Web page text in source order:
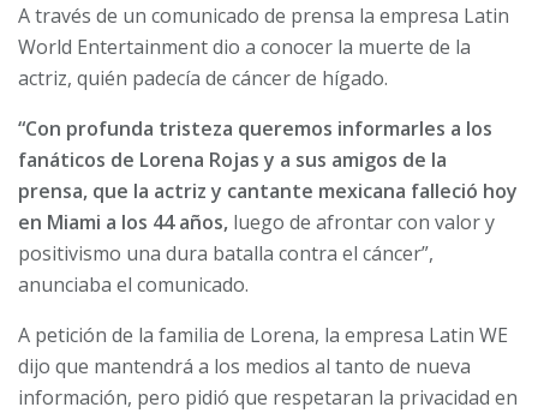
A través de un comunicado de prensa la empresa Latin
World Entertainment dio a conocer la muerte de la
actriz, quién padecía de cáncer de hígado.
“Con profunda tristeza queremos informarles a los
fanáticos de Lorena Rojas y a sus amigos de la
prensa, que la actriz y cantante mexicana falleció hoy
en Miami a los 44 años, luego de afrontar con valor y
positivismo una dura batalla contra el cáncer”,
anunciaba el comunicado.
A petición de la familia de Lorena, la empresa Latin WE
dijo que mantendrá a los medios al tanto de nueva
información, pero pidió que respetaran la privacidad en